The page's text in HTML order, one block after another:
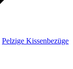
Pelzige Kissenbezüge